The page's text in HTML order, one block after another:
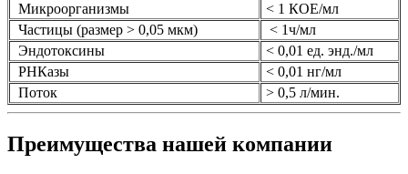
Микроорганизмы
< 1 КОЕ/мл
Частицы (размер > 0,05 мкм)
< 1ч/мл
Эндотоксины
< 0,01 ед. энд./мл
РНКазы
< 0,01 нг/мл
Поток
> 0,5 л/мин.
Преимущества нашей компании